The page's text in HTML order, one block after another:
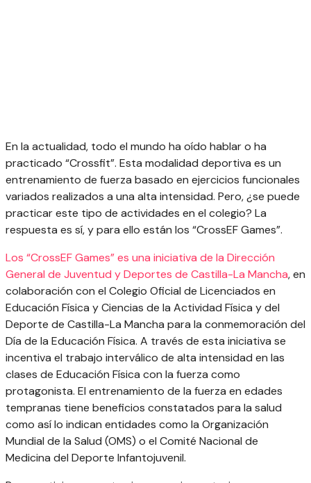
En la actualidad, todo el mundo ha oído hablar o ha
practicado “Crossfit”. Esta modalidad deportiva es un
entrenamiento de fuerza basado en ejercicios funcionales
variados realizados a una alta intensidad. Pero, ¿se puede
practicar este tipo de actividades en el colegio? La
respuesta es sí, y para ello están los “CrossEF Games”.
Los “CrossEF Games” es una iniciativa de la Dirección
General de Juventud y Deportes de Castilla-La Mancha, en
colaboración con el Colegio Oficial de Licenciados en
Educación Física y Ciencias de la Actividad Física y del
Deporte de Castilla-La Mancha para la conmemoración del
Día de la Educación Física. A través de esta iniciativa se
incentiva el trabajo interválico de alta intensidad en las
clases de Educación Física con la fuerza como
protagonista. El entrenamiento de la fuerza en edades
tempranas tiene beneficios constatados para la salud
como así lo indican entidades como la Organización
Mundial de la Salud (OMS) o el Comité Nacional de
Medicina del Deporte Infantojuvenil.